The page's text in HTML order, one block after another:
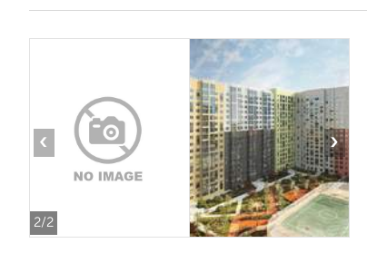
2/2
‹ ›